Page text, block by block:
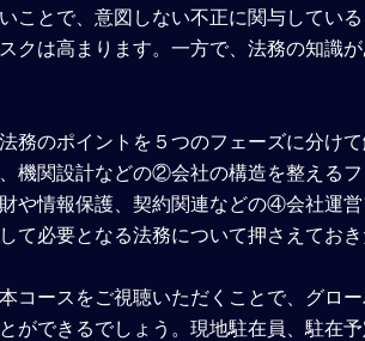
ことで、意図しない不正に関与してい
クは高まります。一方で、法務の知識
務のポイントを５つのフェーズに分け
機関設計などの②会社の構造を整える
や情報保護、契約関連などの④会社運
て必要となる法務について押さえておき
コースをご視聴いただくことで、グロ
ができるでしょう。現地駐在員、駐在